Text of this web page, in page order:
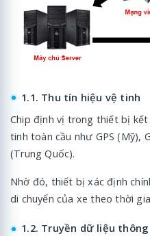
1.1. Thu tín hiệu vệ tinh
Chip định vị trong thiết bị
tinh toàn cầu như GPS (Mỹ),
(Trung Quốc).
Nhờ đó, thiết bị xác định
di chuyển của xe theo thời
1.2. Truyền dữ liệu